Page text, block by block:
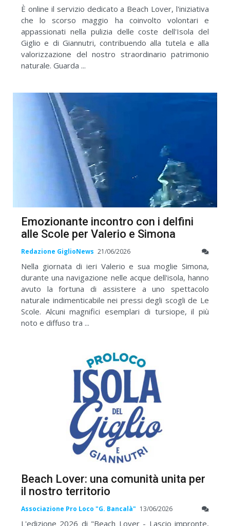
È online il servizio dedicato a Beach Lover, l'iniziativa
che lo scorso maggio ha coinvolto volontari e
appassionati nella pulizia delle coste dell'Isola del
Giglio e di Giannutri, contribuendo alla tutela e alla
valorizzazione del nostro straordinario patrimonio
naturale. Guarda ...
Emozionante incontro con i delfini
alle Scole per Valerio e Simona
Redazione GiglioNews 21/06/2026
Nella giornata di ieri Valerio e sua moglie Simona,
durante una navigazione nelle acque dell'isola, hanno
avuto la fortuna di assistere a uno spettacolo
naturale indimenticabile nei pressi degli scogli de Le
Scole. Alcuni magnifici esemplari di tursiope, il più
noto e diffuso tra ...
Beach Lover: una comunità unita per
il nostro territorio
Associazione Pro Loco "G. Bancalà" 13/06/2026
L'edizione 2026 di "Beach Lover - Lascio impronte,